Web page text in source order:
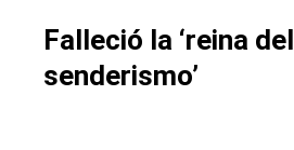
Falleció la ‘reina del
senderismo’